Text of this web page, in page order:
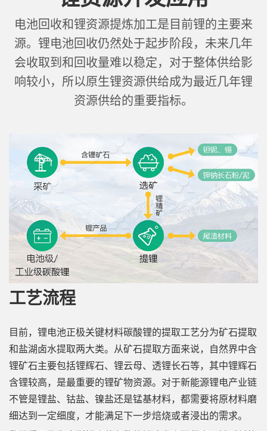
电池回收和锂资源提炼加工是目前锂的主要来
源。锂电池回收仍然处于起步阶段，未来几年
会收取到和回收量难以稳定，对于整体供给影
响较小，所以原生锂资源供给成为最近几年锂
资源供给的重要指标。
工艺流程
目前，锂电池正极关键材料碳酸锂的提取工艺分为矿石提取
和盐湖卤水提取两大类。从矿石提取方面来说，自然界中含
锂矿石主要包括锂辉石、锂云母、透锂长石等，其中锂辉石
含锂较高，是最重要的锂矿物资源。对于新能源锂电产业链
不管是锂盐、钴盐、镍盐还是锰基材料，都需要将原材料磨
细达到一定细度，才能满足下一步焙烧或者浸出的需求。